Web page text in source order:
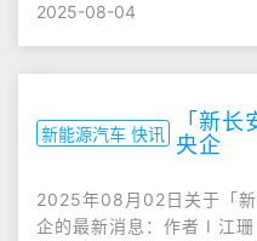
2025-08-04
新能源汽车 快讯
「新
央企
2025年08月02日关于「
企的最新消息：作者 I 江